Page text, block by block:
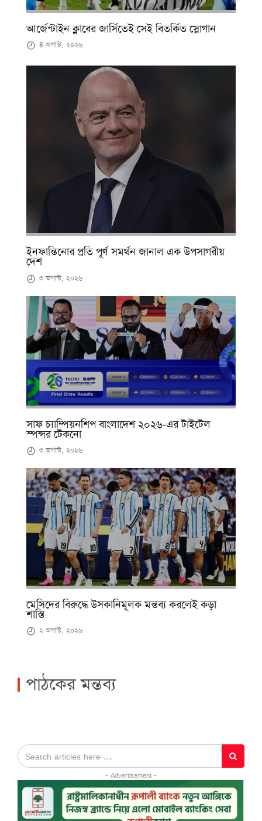
আর্জেন্টাইন ক্লাবের জার্সিতেই সেই বিতর্কিত স্লোগান
৪ অগাস্ট, ২০২৬
ইনফান্তিনোর প্রতি পূর্ণ সমর্থন জানাল এক উপসাগরীয়
দেশ
৩ অগাস্ট, ২০২৬
সাফ চ্যাম্পিয়নশিপ বাংলাদেশ ২০২৬-এর টাইটেল
স্পন্সর টেকনো
৩ অগাস্ট, ২০২৬
মেসিদের বিরুদ্ধে উসকানিমূলক মন্তব্য করলেই কড়া
শাস্তি
২ অগাস্ট, ২০২৬
পাঠকের মন্তব্য
- Advertisement -